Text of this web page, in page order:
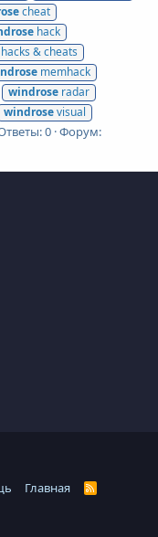
cheat
hack
hacks & cheats
memhack
windrose radar
windrosevisual
0 Форум:
Главная
R